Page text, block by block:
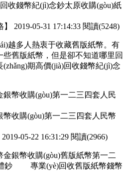
收錢幣紀(jì)念鈔太原收購(gòu)紙
】 2019-05-31 17:14:33 閱讀(5248)
多人熱衷于收藏舊版紙幣。有
版紙幣，但是卻不知道哪里回
長(zhǎng)期高價(jià)回收錢幣紀(jì)念
收購(gòu)第一二三四套人民幣
2019-05-22 16:31:29 閱讀(2966)
銀幣收購(gòu)舊版紙幣第一二
鈔 專業(yè)回收舊版紙幣錢幣